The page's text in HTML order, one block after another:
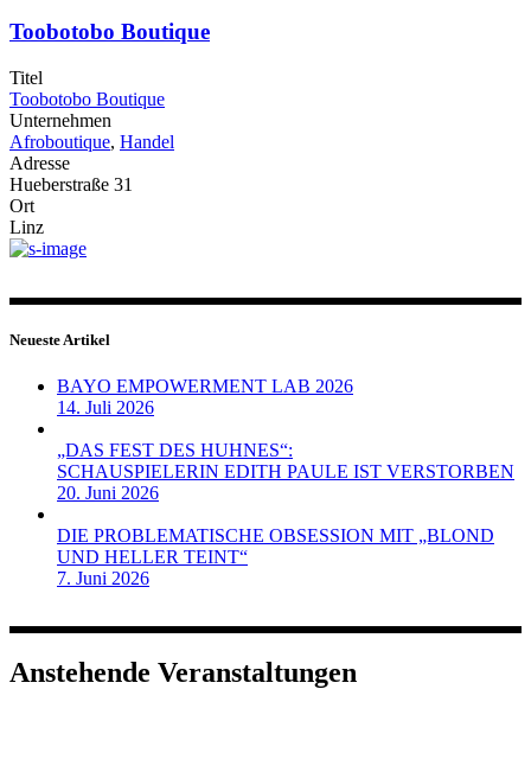
Toobotobo Boutique
Titel
Toobotobo Boutique
Unternehmen
Afroboutique, Handel
Adresse
Hueberstraße 31
Ort
Linz
Neueste Artikel
BAYO EMPOWERMENT LAB 2026
14. Juli 2026
„DAS FEST DES HUHNES“:
SCHAUSPIELERIN EDITH PAULE IST VERSTORBEN
20. Juni 2026
DIE PROBLEMATISCHE OBSESSION MIT „BLOND
UND HELLER TEINT“
7. Juni 2026
Anstehende Veranstaltungen